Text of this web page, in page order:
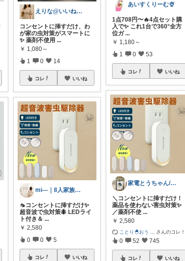
えりな@いいね100%バック💓
コンセントに挿すだけ、わ
が家の虫対策がスマートに
✨ 薬剤不使用 ...
￥ 1,080～
1 0 14
コレ いいね
mi---｜8人家族のラク暮らし
🦟コンセントに挿すだけ✨
超音波で虫対策🐜 LEDライ
ト付き＆ ...
￥ 2,580
0 0 5
コレ いいね
あいすくりーむ🍨
1点708円〜🔥4点セット購
入で✨ これ1台で360°全方
位ガ ...
￥ 1,180～
1 0 53
コレ いいね
家電とうちゃん/2児のパパ✨️購入感謝！
＼コンセントに挿すだけ！
薬品を使わない害虫対策✨
／ ​薬剤不使 ...
￥ 2,580
ことり🐣おう さんのコレ！
0 52 745
コレ いいね